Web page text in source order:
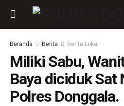
Beranda Berita Berita Lokal
Miliki Sabu,
Baya diciduk Sat
Polres Donggala.